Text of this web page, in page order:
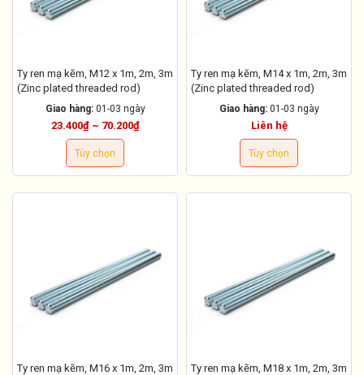
Ty ren mạ kẽm, M12 x 1m, 2m, 3m
(Zinc plated threaded rod)
Giao hàng: 01-03 ngày
23.400₫ ~ 70.200₫
Tùy chọn
Ty ren mạ kẽm, M14 x 1m, 2m, 3m
(Zinc plated threaded rod)
Giao hàng: 01-03 ngày
Liên hệ
Tùy chọn
Ty ren mạ kẽm, M16 x 1m, 2m, 3m
Ty ren mạ kẽm, M18 x 1m, 2m, 3m